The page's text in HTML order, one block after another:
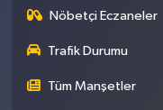
Nöbetçi Eczaneler
Trafik Durumu
Tüm Manşetler